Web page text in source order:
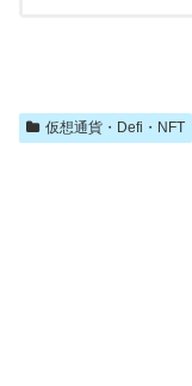
仮想通貨・Defi・NFT